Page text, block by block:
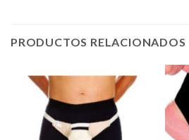
PRODUCTOS RELACIONADOS